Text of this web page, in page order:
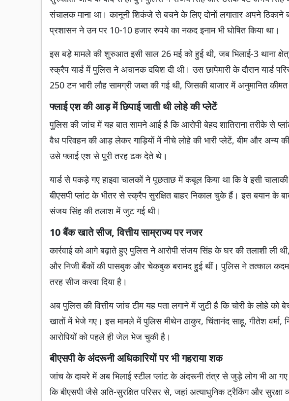
संचालक माना था। कानूनी शिकंजे से बचने के लिए दोनों लगातार अपने
प्रशासन ने उन पर 10-10 हजार रुपये का नकद इनाम भी घोषित किया था।
इस बड़े मामले की शुरुआत इसी साल 26 मई को हुई थी, जब भिलाई-3 थाना
स्क्रैप यार्ड में पुलिस ने अचानक दबिश दी थी। उस छापेमारी के दौरान यार्ड
250 टन भारी लौह सामग्री जब्त की गई थी, जिसकी बाजार में अनुमानित
फ्लाई एश की आड़ में छिपाई जाती थी लोहे की प्लेटें
पुलिस की जांच में यह बात सामने आई है कि आरोपी बेहद शातिराना तरीके से
वैध परिवहन की आड़ लेकर गाड़ियों में नीचे लोहे की भारी प्लेटें, बीम और
उसे फ्लाई एश से पूरी तरह ढक देते थे।
यार्ड से पकड़े गए हाइवा चालकों ने पूछताछ में कबूल किया था कि वे इसी
बीएसपी प्लांट के भीतर से स्क्रैप सुरक्षित बाहर निकाल चुके हैं। इस बयान के
संजय सिंह की तलाश में जुट गई थी।
10 बैंक खाते सीज, वित्तीय साम्राज्य पर नजर
कार्रवाई को आगे बढ़ाते हुए पुलिस ने आरोपी संजय सिंह के घर की तलाशी ली
और निजी बैंकों की पासबुक और चेकबुक बरामद हुई थीं। पुलिस ने तत्काल कदम
तरह सीज करवा दिया है।
अब पुलिस की वित्तीय जांच टीम यह पता लगाने में जुटी है कि चोरी के लोहे को
खातों में भेजे गए। इस मामले में पुलिस मीथेन ठाकुर, चिंतानंद साहू, गीतेश वर्मा,
आरोपियों को पहले ही जेल भेज चुकी है।
बीएसपी के अंदरूनी अधिकारियों पर भी गहराया शक
जांच के दायरे में अब भिलाई स्टील प्लांट के अंदरूनी तंत्र से जुड़े लोग भी आ
कि बीएसपी जैसे अति-सुरक्षित परिसर से, जहां अत्याधुनिक ट्रैकिंग और सुरक्षा